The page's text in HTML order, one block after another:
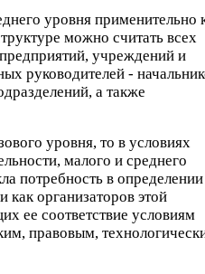
уровня применительно
можно считать всех
учреждений и
руководителей -
а также
уровня, то в условиях
малого и среднего
потребность в
организаторов этой
ее соответствие условиям
правовым,